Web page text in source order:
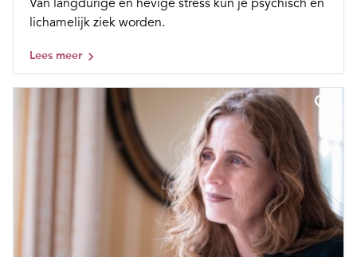
Van langdurige en hevige stress kun je psychisch en
lichamelijk ziek worden.
Lees meer